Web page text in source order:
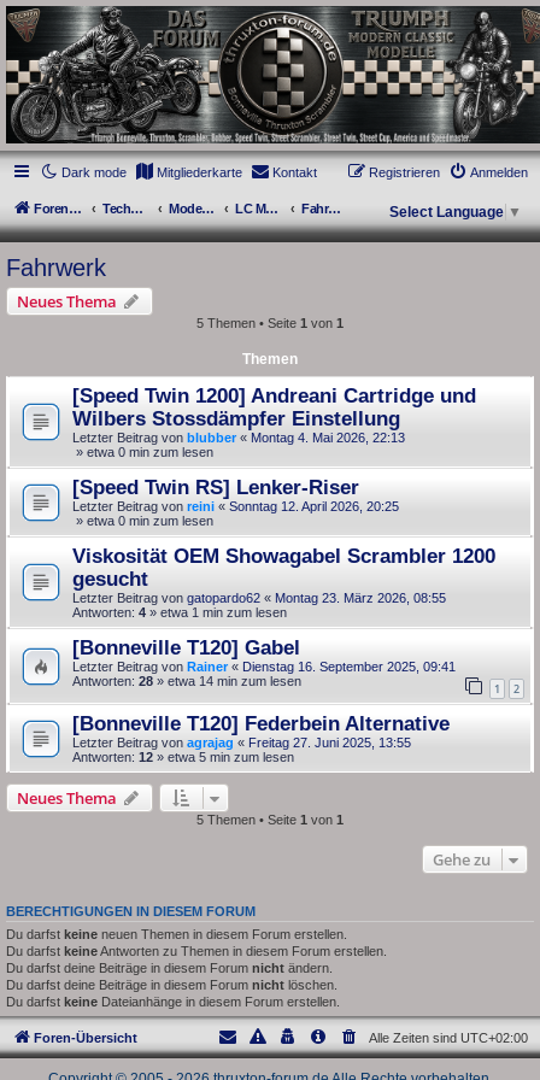
thruxton-forum.de
DAS FORUM! Alles rund um die Triumph Modern Classic Modelle. Das Forum für
die New Bonneville Baureihen ab BJ 2001. Triumph Bonneville, Thruxton,
Scrambler, Bobber, Speed Twin, Street Scrambler, Street Twin, Street Cup, America
und Speedmaster.
Dark mode
Mitgliederkarte Kontakt Anmelden
Registrieren
Foren-Übersicht Technik Forum Modern Classics - Baujahre ab 2016 [LC] LC Modern Classics Übergreifend Fahrwerk Select Language ▼
Fahrwerk
Neues Thema
5 Themen • Seite 1 von 1
Themen
[Speed Twin 1200] Andreani Cartridge und
Wilbers Stossdämpfer Einstellung
Letzter Beitrag von blubber« Montag 4. Mai 2026, 22:13
» etwa 0 min zum lesen
[Speed Twin RS] Lenker-Riser
Letzter Beitrag von reini « Sonntag 12. April 2026, 20:25
» etwa 0 min zum lesen
Viskosität OEM Showagabel Scrambler 1200
gesucht
Letzter Beitrag von gatopardo62 « Montag 23. März 2026, 08:55
Antworten: 4 » etwa 1 min zum lesen
[Bonneville T120] Gabel
Letzter Beitrag von Rainer« Dienstag 16. September 2025, 09:41
Antworten: 28 1 2
» etwa 14 min zum lesen
[Bonneville T120] Federbein Alternative
Letzter Beitrag von agrajag « Freitag 27. Juni 2025, 13:55
Antworten: 12 » etwa 5 min zum lesen
Neues Thema
5 Themen • Seite 1 von 1
Gehe zu
BERECHTIGUNGEN IN DIESEM FORUM
Du darfst keine neuen Themen in diesem Forum erstellen.
Du darfst keineAntworten zu Themen in diesem Forum erstellen.
Du darfst deine Beiträge in diesem Forum nicht ändern.
Du darfst deine Beiträge in diesem Forum nicht löschen.
Du darfst keine Dateianhänge in diesem Forum erstellen.
Foren-Übersicht Alle Zeiten sind UTC+02:00